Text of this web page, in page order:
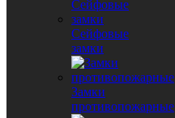
Сейфовые
замки
Замки
противопожарные